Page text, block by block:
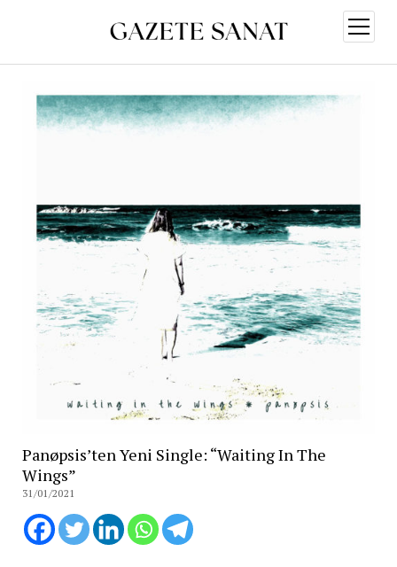
aç
Panøpsis’ten Yeni Single: “Waiting In The
Wings”
31/01/2021